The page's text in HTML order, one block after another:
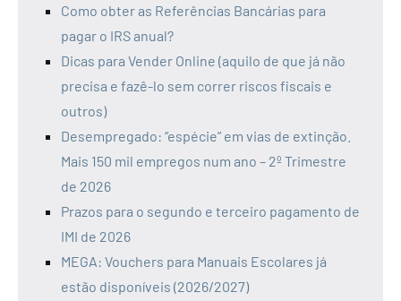
Como obter as Referências Bancárias para
pagar o IRS anual?
Dicas para Vender Online (aquilo de que já não
precisa e fazê-lo sem correr riscos fiscais e
outros)
Desempregado: “espécie” em vias de extinção.
Mais 150 mil empregos num ano – 2º Trimestre
de 2026
Prazos para o segundo e terceiro pagamento de
IMI de 2026
MEGA: Vouchers para Manuais Escolares já
estão disponíveis (2026/2027)